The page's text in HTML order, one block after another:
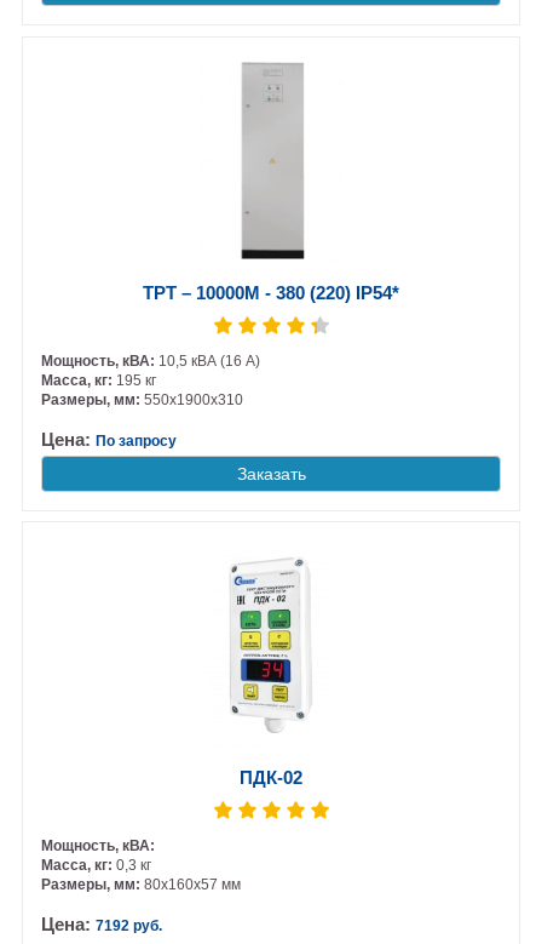
ТРТ – 10000М - 380 (220) IP54*
Мощность, кВА: 10,5 кВА (16 А)
Масса, кг: 195 кг
Размеры, мм:550х1900х310
Цена:По запросу
Заказать
ПДК-02
Мощность, кВА:
Масса, кг:0,3 кг
Размеры, мм:80х160х57 мм
Цена:7192 руб.